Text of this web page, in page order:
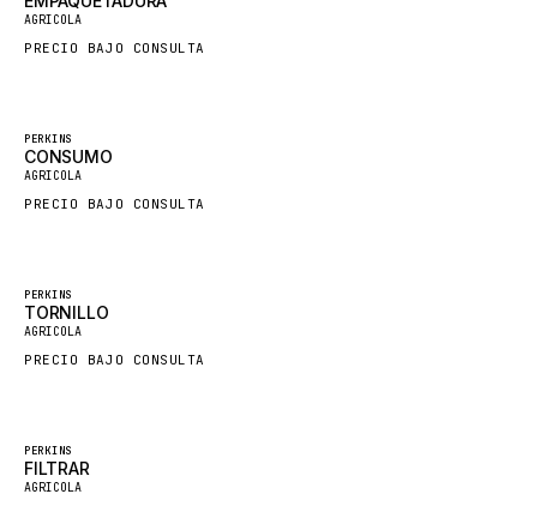
CLAAS
SANDVIK
HYCO
HEIL
GROVE CRANE
GEHL
FORD
AGRICOLA
PRECIO BAJO CONSULTA
Destacado
PERKINS
CONSUMO
AGRICOLA
PRECIO BAJO CONSULTA
Destacado
PERKINS
TORNILLO
AGRICOLA
PRECIO BAJO CONSULTA
Destacado
PERKINS
FILTRAR
AGRICOLA